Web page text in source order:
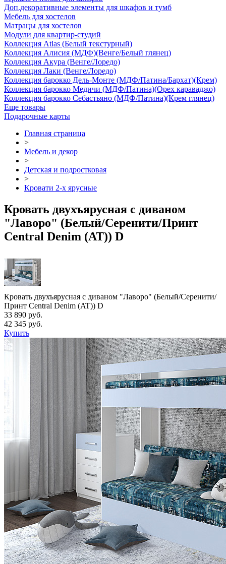
Доп.декоративные элементы для шкафов и тумб
Мебель для хостелов
Матрацы для хостелов
Модули для квартир-студий
Коллекция Atlas (Белый текстурный)
Коллекция Алисия (МДФ)(Венге/Белый глянец)
Коллекция Акура (Венге/Лоредо)
Коллекция Лаки (Венге/Лоредо)
Коллекция барокко Дель-Монте (МДФ/Патина/Бархат)(Крем)
Коллекция барокко Медичи (МДФ/Патина)(Орех караваджо)
Коллекция барокко Себастьяно (МДФ/Патина)(Крем глянец)
Еще товары
Подарочные карты
Главная страница
>
Мебель и декор
>
Детская и подростковая
>
Кровати 2-х ярусные
Кровать двухъярусная с диваном
"Лаворо" (Белый/Серенити/Принт
Central Denim (AT)) D
Кровать двухъярусная с диваном "Лаворо" (Белый/Серенити/
Принт Central Denim (AT)) D
33 890 руб.
42 345 руб.
Купить